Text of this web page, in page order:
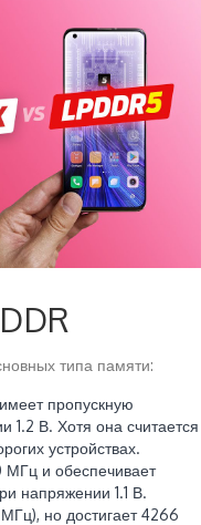
типа памяти:
пропускную
1.2 В. Хотя она считается
устройствах.
МГц и обеспечивает
напряжении 1.1 В.
но достигает 4266